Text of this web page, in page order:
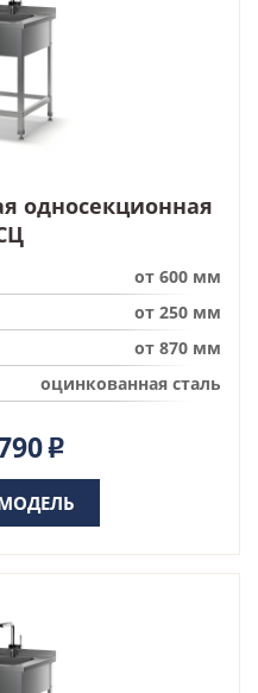
односекционная
от 600 мм
от 250 мм
от 870 мм
оцинкованная сталь
Р